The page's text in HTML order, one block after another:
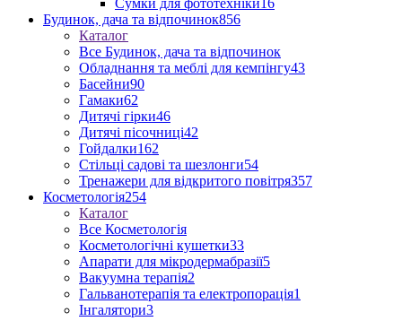
Сумки для фототехніки16
Будинок, дача та відпочинок856
Каталог
Все Будинок, дача та відпочинок
Обладнання та меблі для кемпінгу43
Басейни90
Гамаки62
Дитячі гірки46
Дитячі пісочниці42
Гойдалки162
Стільці садові та шезлонги54
Тренажери для відкритого повітря357
Косметологія254
Каталог
Все Косметологія
Косметологічні кушетки33
Апарати для мікродермабразії5
Вакуумна терапія2
Гальванотерапія та електропорація1
Інгалятори3